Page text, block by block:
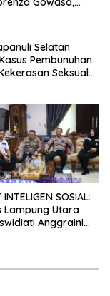
Selatan
Pembunuhan
Seksual
INTELIGEN SOSIAL:
Lampung Utara
Anggraini